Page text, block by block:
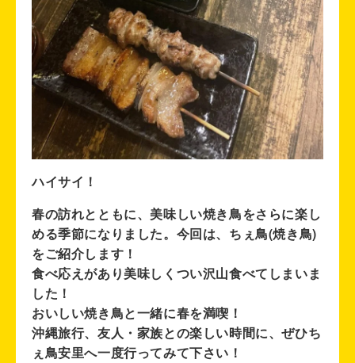
ハイサイ！
春の訪れとともに、美味しい焼き鳥をさらに楽し
める季節になりました。今回は、ちぇ鳥(焼き鳥)
をご紹介します！
食べ応えがあり美味しくつい沢山食べてしまいま
した！
おいしい焼き鳥と一緒に春を満喫！
沖縄旅行、友人・家族との楽しい時間に、ぜひち
ぇ鳥安里へ一度行ってみて下さい！